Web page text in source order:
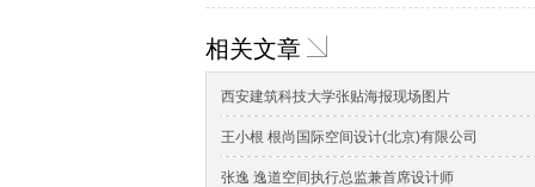
相关文章
西安建筑科技大学张贴海报现场图片
王小根 根尚国际空间设计(北京)有限公司
张逸 逸道空间执行总监兼首席设计师